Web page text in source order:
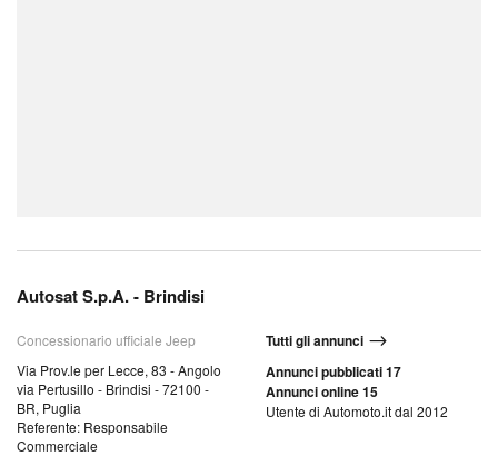
Autosat S.p.A. - Brindisi
Concessionario ufficiale Jeep
Via Prov.le per Lecce, 83 - Angolo
via Pertusillo - Brindisi - 72100 -
BR, Puglia
Referente: Responsabile
Commerciale
Tutti gli annunci
Annunci pubblicati 17
Annunci online 15
Utente di Automoto.it dal 2012